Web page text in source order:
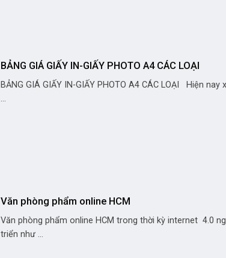
BẢNG GIÁ GIẤY IN-GIẤY PHOTO A4 CÁC LOẠI
BẢNG GIÁ GIẤY IN-GIẤY PHOTO A4 CÁC LOẠI Hiện nay
...
Văn phòng phẩm online HCM
Văn phòng phẩm online HCM trong thời kỳ internet 4.0
triển như ...